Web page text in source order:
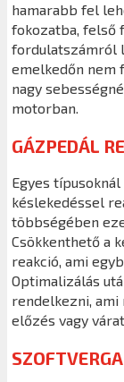
hamarabb fel
fokozatba, felső
fordulatszámról
emelkedőn nem
nagy
motorban.
GÁZPEDÁL
Egyes
késlekedéssel
többségében
Csökkenthető a
reakció, ami
Optimalizálás
rendelkezni,
előzés vagy